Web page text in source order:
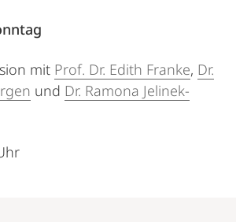
mit Prof. Dr. Edith Franke, Dr.
und Dr. Ramona Jelinek-